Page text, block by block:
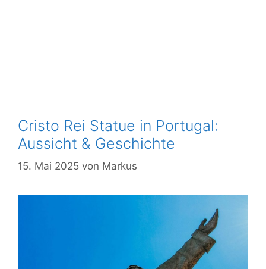
Cristo Rei Statue in Portugal:
Aussicht & Geschichte
15. Mai 2025 von Markus